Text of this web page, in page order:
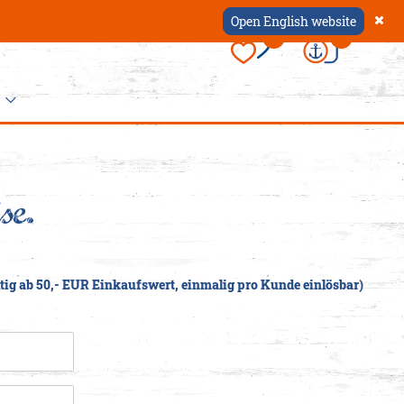
Open English website
0 0
Dein
Accessoires
ab 50,- EUR Einkaufswert, einmalig pro Kunde einlösbar)